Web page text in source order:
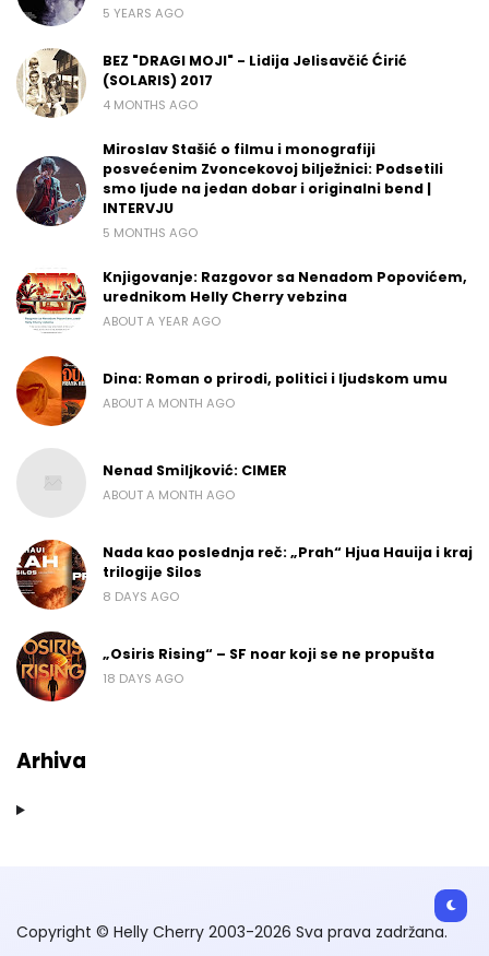
5 YEARS AGO
BEZ "DRAGI MOJI" - Lidija Jelisavčić Ćirić
(SOLARIS) 2017
4 MONTHS AGO
Miroslav Stašić o filmu i monografiji
posvećenim Zvoncekovoj bilježnici: Podsetili
smo ljude na jedan dobar i originalni bend |
INTERVJU
5 MONTHS AGO
Knjigovanje: Razgovor sa Nenadom Popovićem,
urednikom Helly Cherry vebzina
ABOUT A YEAR AGO
Dina: Roman o prirodi, politici i ljudskom umu
ABOUT A MONTH AGO
Nenad Smiljković: CIMER
ABOUT A MONTH AGO
Nada kao poslednja reč: „Prah“ Hjua Hauija i kraj
trilogije Silos
8 DAYS AGO
„Osiris Rising“ – SF noar koji se ne propušta
18 DAYS AGO
Arhiva
Copyright © Helly Cherry 2003-2026 Sva prava zadržana.